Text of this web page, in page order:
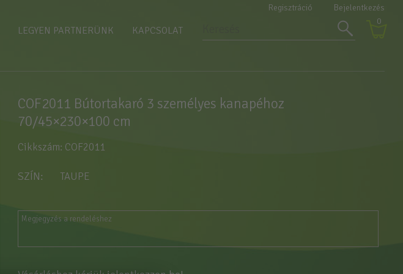
Regisztráció
Bejelentkezés
0
LEGYEN PARTNERÜNK KAPCSOLAT
COF2011 Bútortakaró 3 személyes kanapéhoz
70/45×230×100 cm
Cikkszám: COF2011
SZÍN TAUPE